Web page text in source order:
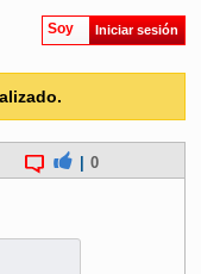
Soy Iniciar sesión
0